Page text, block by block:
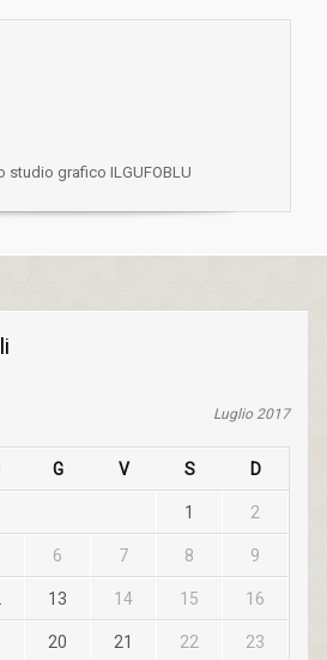
grafico ILGUFOBLU
Luglio 2017
G V S D
1 2
6 7 8 9
13 14 15 16
20 21 22 23